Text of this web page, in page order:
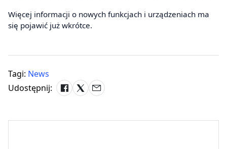
Więcej informacji o nowych funkcjach i urządzeniach ma
się pojawić już wkrótce.
Tagi: News
Udostępnij: